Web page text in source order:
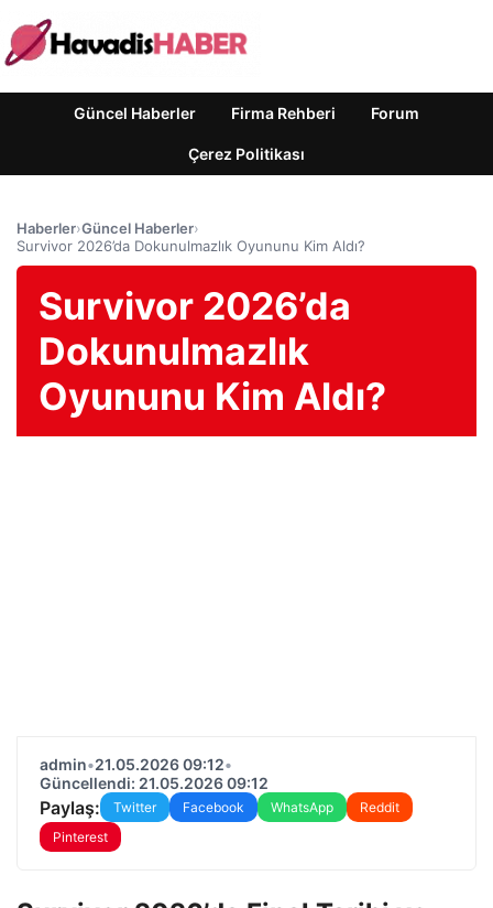
Güncel Haberler Firma Rehberi Forum
Çerez Politikası
Haberler›Güncel Haberler›
Survivor 2026’da Dokunulmazlık Oyununu Kim Aldı?
Survivor 2026’da
Dokunulmazlık
Oyununu Kim Aldı?
admin•21.05.2026 09:12•
Güncellendi: 21.05.2026 09:12
Paylaş: Twitter Facebook WhatsApp
Reddit
Pinterest